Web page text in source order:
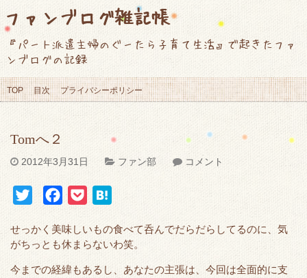
ファンブログ雑記帳
『パート派遣主婦のぐーたら子育て生活』で起きたファ
ンブログの記録
TOP 目次 プライバシーポリシー
Tomへ２
2012年3月31日 ファン部 コメント
i
t
c
e
b
c
k
e
t
e
n
せっかく美味しいもの食べて呑んでだらだらしてるのに、気
がちっとも休まらないわ笑。
今までの経緯もあるし、あなたの主張は、今回は全面的に支